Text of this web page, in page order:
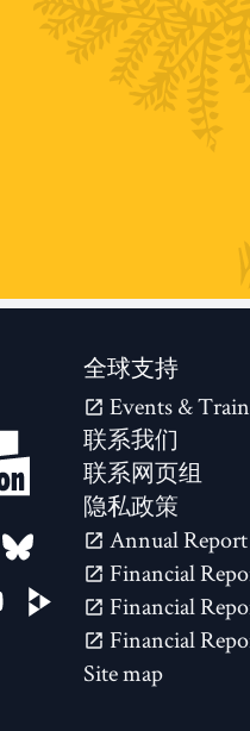
全球支持
Events &
联系我们
联系网页组
隐私政策
Site map